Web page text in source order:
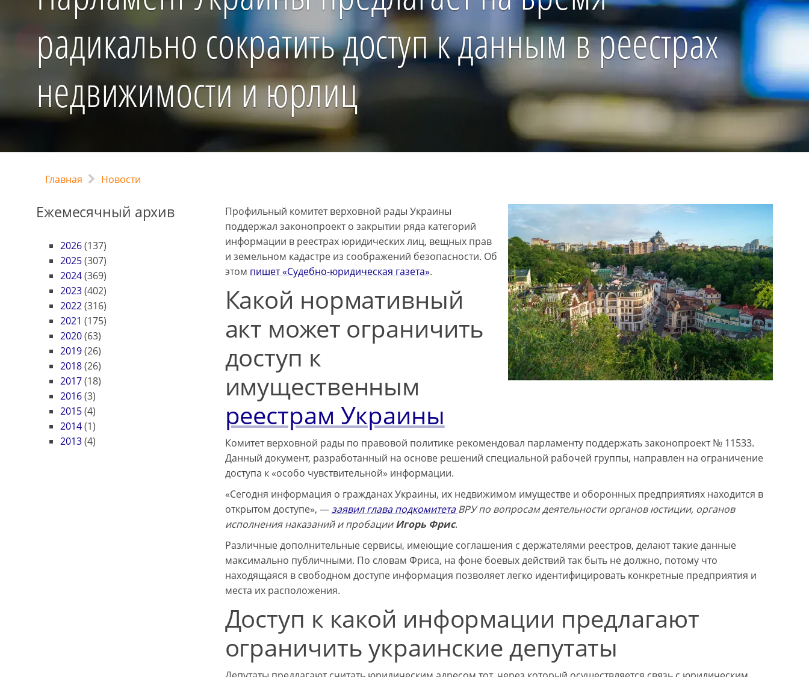
радикально сократить доступ к данным в реестрах
недвижимости и юрлиц
Главная Новости
Ежемесячный архив
2026(137)
2025(307)
2024(369)
2023(402)
2022(316)
2021 (175)
2020(63)
2019(26)
2018(26)
2017(18)
2016(3)
2015(4)
2014(1)
2013(4)
Профильный комитет верховной рады Украины
поддержал законопроект о закрытии ряда категорий
информации в реестрах юридических лиц, вещных прав
и земельном кадастре из соображений безопасности. Об
этом пишет «Судебно-юридическая газета».
Какой нормативный
акт может ограничить
доступ к
имущественным
реестрам Украины
Комитет верховной рады по правовой политике рекомендовал парламенту поддержать законопроект № 11533.
Данный документ, разработанный на основе решений специальной рабочей группы, направлен на ограничение
доступа к «особо чувствительной» информации.
«Сегодня информация о гражданах Украины, их недвижимом имуществе и оборонных предприятиях находится в
открытом доступе», —заявил глава подкомитетаВРУ по вопросам деятельности органов юстиции, органов
исполнения наказаний и пробацииИгорь Фрис.
Различные дополнительные сервисы, имеющие соглашения с держателями реестров, делают такие данные
максимально публичными. По словам Фриса, на фоне боевых действий так быть не должно, потому что
находящаяся в свободном доступе информация позволяет легко идентифицировать конкретные предприятия и
места их расположения.
Доступ к какой информации предлагают
ограничить украинские депутаты